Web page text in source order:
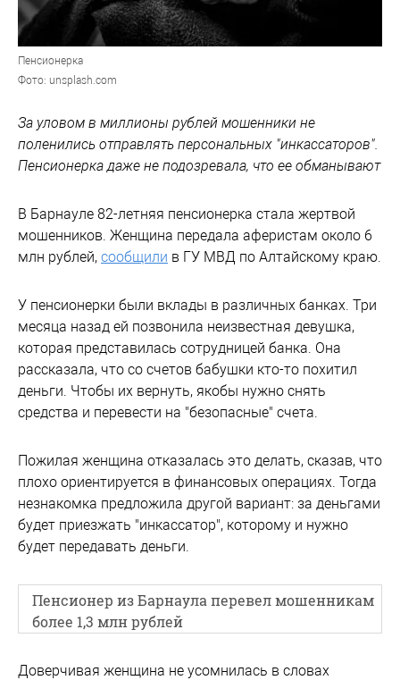
Пенсионерка
Фото: unsplash.com
За уловом в миллионы рублей мошенники не
поленились отправлять персональных "инкассаторов".
Пенсионерка даже не подозревала, что ее обманывают
В Барнауле 82-летняя пенсионерка стала жертвой
мошенников. Женщина передала аферистам около 6
млн рублей, сообщили в ГУ МВД по Алтайскому краю.
У пенсионерки были вклады в различных банках. Три
месяца назад ей позвонила неизвестная девушка,
которая представилась сотрудницей банка. Она
рассказала, что со счетов бабушки кто-то похитил
деньги. Чтобы их вернуть, якобы нужно снять
средства и перевести на "безопасные" счета.
Пожилая женщина отказалась это делать, сказав, что
плохо ориентируется в финансовых операциях. Тогда
незнакомка предложила другой вариант: за деньгами
будет приезжать "инкассатор", которому и нужно
будет передавать деньги.
Пенсионер из Барнаула перевел мошенникам
более 1,3 млн рублей
Доверчивая женщина не усомнилась в словах